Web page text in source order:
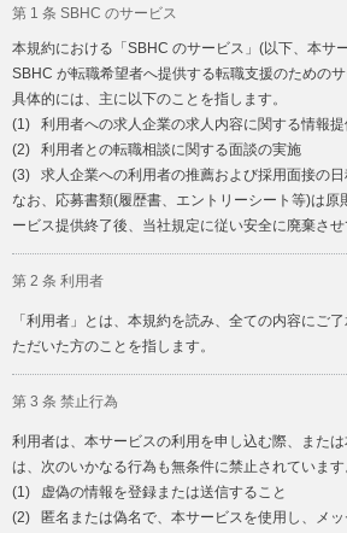
第 1 条 SBHC のサービス
本規約における「SBHC のサービス」(以下、本サ
SBHC が転職希望者へ提供する転職支援のためのサ
具体的には、主に以下のことを指します。
(1)
利用者への求人企業の求人内容に関する情報
(2)
利用者との転職相談に関する面談の実施
(3)
求人企業への利用者の推薦および採用面接の
なお、応募書類(履歴書、エントリーシート等)は
ービス提供終了後、当社規定に従い安全に廃棄させ
第 2 条 利用者
「利用者」とは、本規約を読み、全ての内容にご
ただいた方のことを指します。
第 3 条 禁止行為
利用者は、本サービスの利用を申し込む際、また
は、次のいかなる行為も無条件に禁止されています
(1)
虚偽の情報を登録または送信すること
(2)
匿名または偽名で、本サービスを使用し、メ